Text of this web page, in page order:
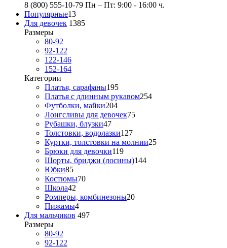
8 (800) 555-10-79 Пн – Пт: 9:00 - 16:00 ч.
Популярные13
Для девочек 1385
Размеры
80-92
92-122
122-146
152-164
Категории
Платья, сарафаны195
Платья с длинным рукавом254
Футболки, майки204
Лонгсливы для девочек75
Рубашки, блузки47
Толстовки, водолазки127
Куртки, толстовки на молнии25
Брюки для девочки119
Шорты, бриджи (лосины)144
Юбки85
Костюмы70
Школа42
Ромперы, комбинезоны20
Пижамы4
Для мальчиков 497
Размеры
80-92
92-122